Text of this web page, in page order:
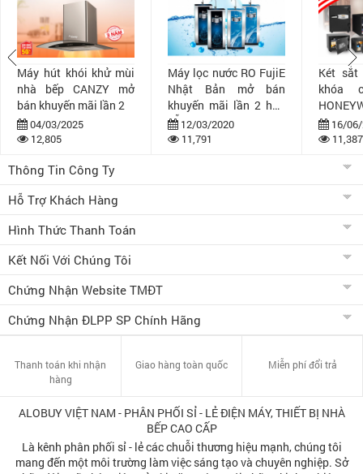
Máy hút khói khử mùi
nhà bếp CANZY mở
bán khuyến mãi lần 2
04/03/2025
12,805
Máy lọc nước RO FujiE
Nhật Bản mở bán
khuyến mãi lần 2 hấp
dẫn12/03/2020
11,791
Két sắt
khóa
bán16/
11,387
Thông Tin Công Ty
Hỗ Trợ Khách Hàng
Hình Thức Thanh Toán
Kết Nối Với Chúng Tôi
Chứng Nhận Website TMĐT
Chứng Nhận ĐLPP SP Chính Hãng
Thanh toán khi nhận
hàng
Giao hàng toàn quốc Miễn phí đổi trả
ALOBUY VIỆT NAM - PHÂN PHỐI SỈ - LẺ ĐIỆN MÁY, THIẾT BỊ NHÀ
BẾP CAO CẤP
Là kênh phân phối sỉ - lẻ các chuỗi thương hiệu mạnh, chúng tôi
mang đến một môi trường làm việc sáng tạo và chuyên nghiệp. Sở